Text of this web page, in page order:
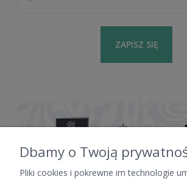
ZAPISZ SIĘ
Dbamy o Twoją
Pliki cookies i pokrewne im technologie